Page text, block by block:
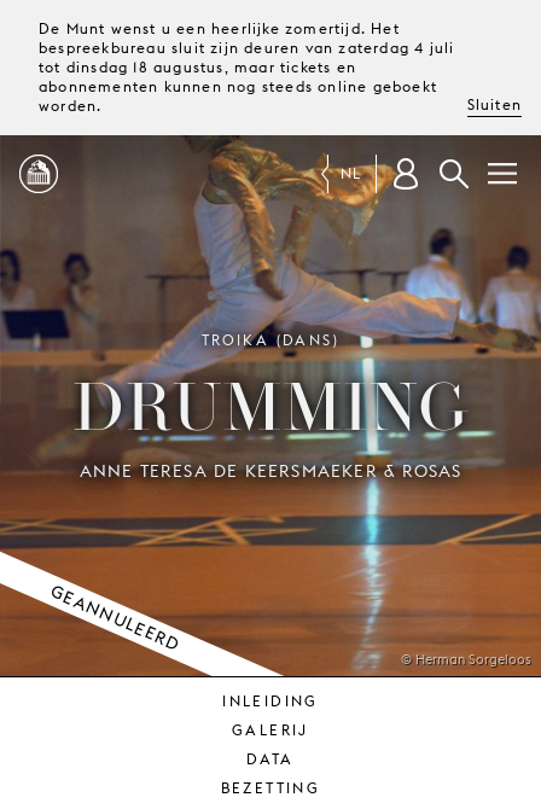
De Munt wenst u een heerlijke zomertijd. Het
bespreekbureau sluit zijn deuren van zaterdag 4 juli
tot dinsdag 18 augustus, maar tickets en
abonnementen kunnen nog steeds online geboekt
worden.
Sluiten
PROGRAMMA
MAGAZINE
TICKETS &
ABONNEMENTEN
UW
PUBLIEK
DE
ONS
NL
© Herman Sorgeloos
GEANNULEERD
TROIKA (DANS)
DRUMMING
ANNE TERESA DE KEERSMAEKER & ROSAS
INLEIDING
GALERIJ
DATA
BEZETTING